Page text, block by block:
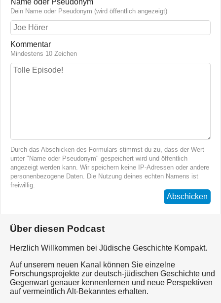
Name oder Pseudonym
Dein Name oder Pseudonym (wird öffentlich angezeigt)
Kommentar
Mindestens 10 Zeichen
Durch das Abschicken des Formulars stimmst du zu, dass der Wert
unter "Name oder Pseudonym" gespeichert wird und öffentlich
angezeigt werden kann. Wir speichern keine IP-Adressen oder andere
personenbezogene Daten. Die Nutzung deines echten Namens ist
freiwillig.
Abschicken
Über diesen Podcast
Herzlich Willkommen bei Jüdische Geschichte Kompakt.
Auf unserem neuen Kanal können Sie einzelne
Forschungsprojekte zur deutsch-jüdischen Geschichte und
Gegenwart genauer kennenlernen und neue Perspektiven
auf vermeintlich Alt-Bekanntes erhalten.